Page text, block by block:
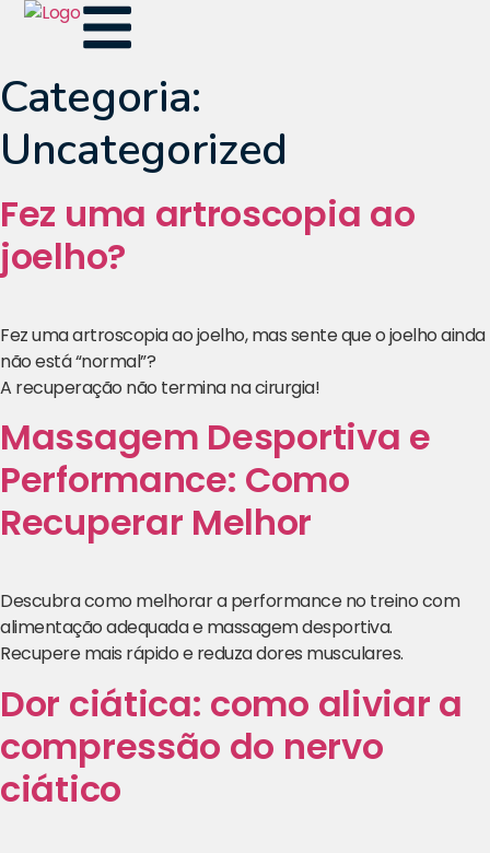
Categoria:
Uncategorized
Fez uma artroscopia ao
joelho?
Fez uma artroscopia ao joelho, mas sente que o joelho ainda
não está “normal”?
A recuperação não termina na cirurgia!
Massagem Desportiva e
Performance: Como
Recuperar Melhor
Descubra como melhorar a performance no treino com
alimentação adequada e massagem desportiva.
Recupere mais rápido e reduza dores musculares.
Dor ciática: como aliviar a
compressão do nervo
ciático